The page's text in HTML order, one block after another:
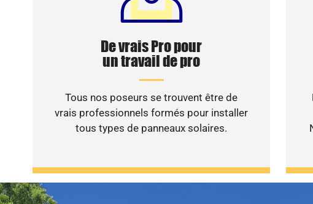
De vrais Pro pour
un travail de pro
Tous nos poseurs se trouvent être de
vrais professionnels formés pour installer
tous types de panneaux solaires.